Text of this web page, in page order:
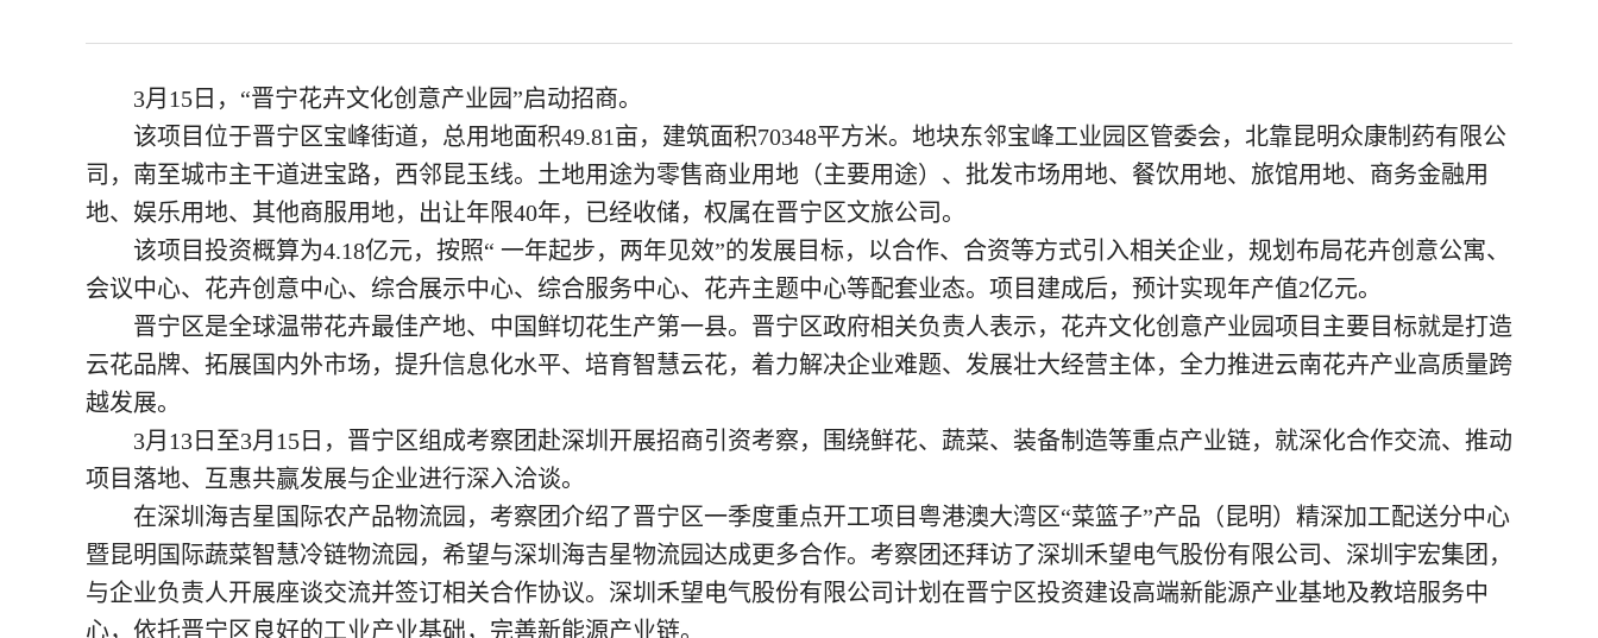
3月15日，“晋宁花卉文化创意产业园”启动招商。
该项目位于晋宁区宝峰街道，总用地面积49.81亩，建筑面积70348平方米。地块东邻宝峰工业园区管委会，北靠昆明众康制药有限公
司，南至城市主干道进宝路，西邻昆玉线。土地用途为零售商业用地（主要用途）、批发市场用地、餐饮用地、旅馆用地、商务金融用
地、娱乐用地、其他商服用地，出让年限40年，已经收储，权属在晋宁区文旅公司。
该项目投资概算为4.18亿元，按照“ 一年起步，两年见效”的发展目标，以合作、合资等方式引入相关企业，规划布局花卉创意公寓、
会议中心、花卉创意中心、综合展示中心、综合服务中心、花卉主题中心等配套业态。项目建成后，预计实现年产值2亿元。
晋宁区是全球温带花卉最佳产地、中国鲜切花生产第一县。晋宁区政府相关负责人表示，花卉文化创意产业园项目主要目标就是打造
云花品牌、拓展国内外市场，提升信息化水平、培育智慧云花，着力解决企业难题、发展壮大经营主体，全力推进云南花卉产业高质量跨
越发展。
3月13日至3月15日，晋宁区组成考察团赴深圳开展招商引资考察，围绕鲜花、蔬菜、装备制造等重点产业链，就深化合作交流、推动
项目落地、互惠共赢发展与企业进行深入洽谈。
在深圳海吉星国际农产品物流园，考察团介绍了晋宁区一季度重点开工项目粤港澳大湾区“菜篮子”产品（昆明）精深加工配送分中心
暨昆明国际蔬菜智慧冷链物流园，希望与深圳海吉星物流园达成更多合作。考察团还拜访了深圳禾望电气股份有限公司、深圳宇宏集团，
与企业负责人开展座谈交流并签订相关合作协议。深圳禾望电气股份有限公司计划在晋宁区投资建设高端新能源产业基地及教培服务中
心，依托晋宁区良好的工业产业基础，完善新能源产业链。